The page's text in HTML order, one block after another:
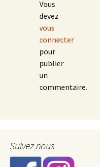
Vous
devez
vous
connecter
pour
publier
un
commentaire.
Suivez nous